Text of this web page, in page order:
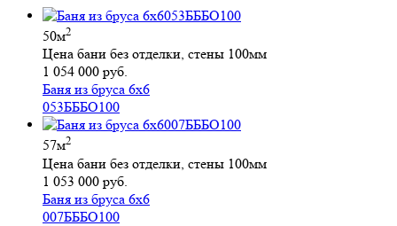
50м2
Цена бани без отделки, стены 100мм
1 054 000 руб.
Баня из бруса 6х6
053БББО100
57м2
Цена бани без отделки, стены 100мм
1 053 000 руб.
Баня из бруса 6х6
007БББО100